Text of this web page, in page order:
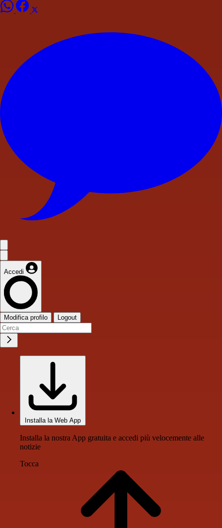
Accedi
Modifica profilo Logout
Installa la Web App
Installa la nostra App gratuita e accedi più velocemente alle
notizie
Tocca